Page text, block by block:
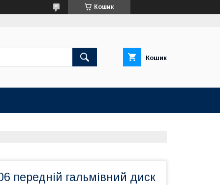
Кошик
Кошик
передній гальмівний диск